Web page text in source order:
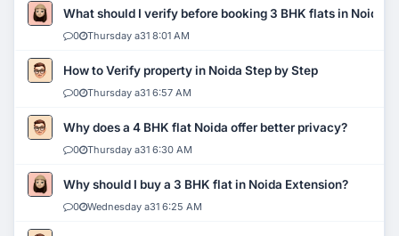
What should I verify before booking 3 BHK flats in Noida?
0 Thursday a31 8:01 AM
How to Verify property in Noida Step by Step
0 Thursday a31 6:57 AM
Why does a 4 BHK flat Noida offer better privacy?
0 Thursday a31 6:30 AM
Why should I buy a 3 BHK flat in Noida Extension?
0 Wednesday a31 6:25 AM